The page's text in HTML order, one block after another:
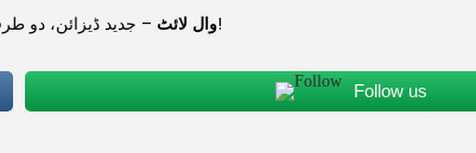
Brooks LED وال لائٹ– جدید ڈیزائن، دو طرفہ روشن، واٹر پروف، اور توانائی کی بچت کے ساتھ ایک بہترین انڈور و آؤٹ ڈور لائٹنگ سلوشن!
Follow us